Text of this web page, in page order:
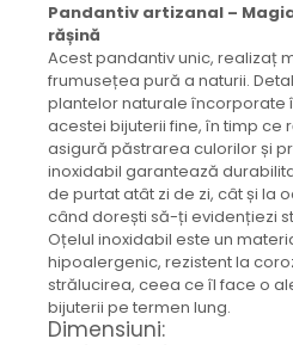
Suport bijuterii
Bijuterii cu cristale naturale
Colier / Pandantiv
Cercei
Brățară
Set bijuterii
Bijuterii din lemn
Colier / Pandantiv
Cercei
Set bijuterii
Brățară
Pandantiv artizanal –
rășină
Acest pandantiv unic, realizaț
frumusețea pură a naturii.
plantelor naturale încorporate
acestei bijuterii fine, în timp ce
asigură păstrarea culorilor și
inoxidabil garantează
de purtat atât zi de zi, cât și la
când dorești să-ți evidențiezi
Oțelul inoxidabil este un
hipoalergenic, rezistent la
strălucirea, ceea ce îl face o
bijuterii pe termen lung.
Dimensiuni: